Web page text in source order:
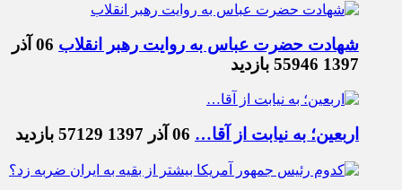
شهادت حضرت عباس به روایت رهبر انقلاب
06 آذر
1397 55946 بازدید
اربعین؛ به نیابت از آقا… 06 آذر 1397 57129 بازدید